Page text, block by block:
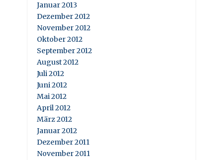
Januar 2013
Dezember 2012
November 2012
Oktober 2012
September 2012
August 2012
Juli 2012
Juni 2012
Mai 2012
April 2012
März 2012
Januar 2012
Dezember 2011
November 2011